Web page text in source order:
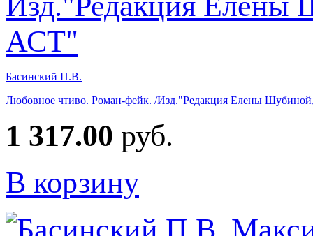
Басинский П.В.
Любовное чтиво. Роман-фейк. /Изд."Редакция Елены
1 317.00 руб.
В корзину